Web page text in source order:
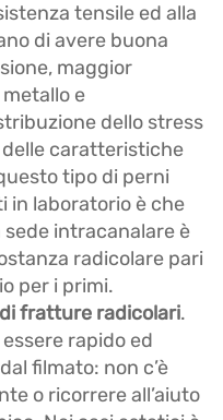
tensile ed alla
di avere buona
maggior
e
dello stress
caratteristiche
tipo di perni
in laboratorio è che
intracanalare è
radicolare pari
per i primi.
fratture radicolari.
rapido ed
filmato: non c’è
o ricorrere all’aiuto